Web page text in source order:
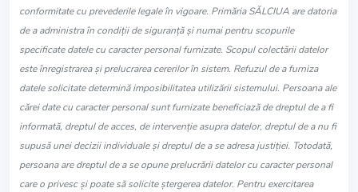
conformitate cu prevederile legale în vigoare. Primăria SĂLCIUA are datoria
de a administra în condiții de siguranță și numai pentru scopurile
specificate datele cu caracter personal furnizate. Scopul colectării datelor
este înregistrarea și prelucrarea cererilor în sistem. Refuzul de a furniza
datele solicitate determină imposibilitatea utilizării sistemului. Persoana ale
cărei date cu caracter personal sunt furnizate beneficiază de dreptul de a fi
informată, dreptul de acces, de intervenție asupra datelor, dreptul de a nu fi
supusă unei decizii individuale și dreptul de a se adresa justiției. Totodată,
persoana are dreptul de a se opune prelucrării datelor cu caracter personal
care o privesc și poate să solicite ștergerea datelor. Pentru exercitarea